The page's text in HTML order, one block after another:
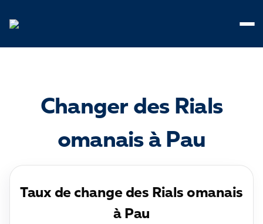
Changer des Rials
omanais à Pau
Taux de change des Rials omanais
à Pau